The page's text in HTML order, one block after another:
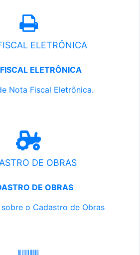
ELETRÔNICA
ELETRÔNICA
Nota Fiscal Eletrônica.
DE OBRAS
DE OBRAS
o Cadastro de Obras